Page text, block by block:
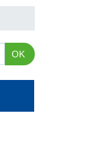
OK